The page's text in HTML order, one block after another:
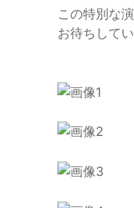
この特別な
お待ちしてい